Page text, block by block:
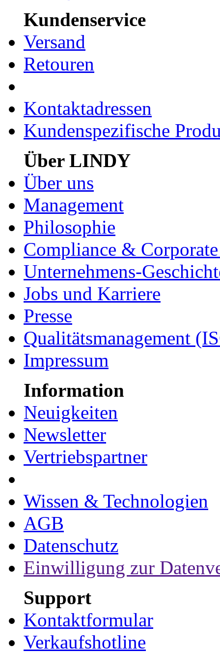
Kundenservice
Versand
Retouren
Kontaktadressen
Kundenspezifische
Über LINDY
Über uns
Management
Philosophie
Compliance &
Unternehmens-
Jobs und Karriere
Presse
Qualitätsmanagement
Impressum
Information
Neuigkeiten
Newsletter
Vertriebspartner
Wissen & Technologien
AGB
Datenschutz
Einwilligung zur
Support
Kontaktformular
Verkaufshotline